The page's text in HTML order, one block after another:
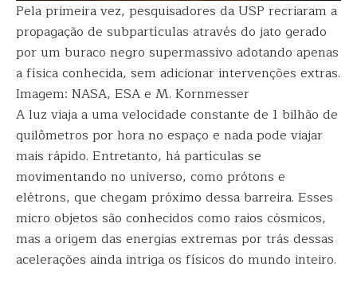
Pela primeira vez, pesquisadores da USP recriaram a
propagação de subpartículas através do jato gerado
por um buraco negro supermassivo adotando apenas
a física conhecida, sem adicionar intervenções extras.
Imagem: NASA, ESA e M. Kornmesser
A luz viaja a uma velocidade constante de 1 bilhão de
quilômetros por hora no espaço e nada pode viajar
mais rápido. Entretanto, há partículas se
movimentando no universo, como prótons e
elétrons, que chegam próximo dessa barreira. Esses
micro objetos são conhecidos como raios cósmicos,
mas a origem das energias extremas por trás dessas
acelerações ainda intriga os físicos do mundo inteiro.